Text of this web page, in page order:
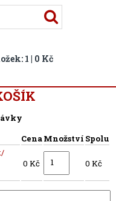
1 | 0 Kč
CenaMnožství Spolu
0 Kč 0 Kč